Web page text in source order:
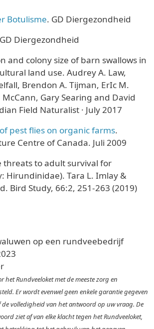
Botulisme. GD Diergezondheid
Diergezondheid
and colony size of barn swallows in
land use. Audrey A. Law,
Brendon A. Tijman, ErIc M.
Gary Searing and David
Field Naturalist · July 2017
pest flies on organic farms.
Centre of Canada. Juli 2009
threats to adult survival for
Hirundinidae). Tara L. Imlay &
Bird Study, 66:2, 251-263 (2019)
op een rundveebedrijf
het Rundveeloket met de meeste zorg en
Er wordt evenwel geen enkele garantie gegeven
volledigheid van het antwoord op uw vraag. De
ziet af van elke klacht tegen het Rundveeloket,